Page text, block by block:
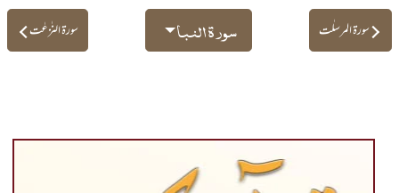
سورۃ المرسلٰت سورۃ النبا سورۃ النٰزعٰت